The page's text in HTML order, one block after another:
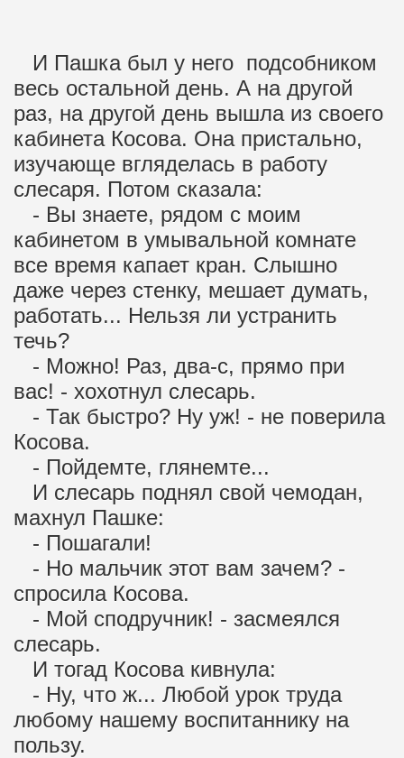
И Пашка был у него подсобником
весь остальной день. А на другой
раз, на другой день вышла из своего
кабинета Косова. Она пристально,
изучающе вгляделась в работу
слесаря. Потом сказала:
- Вы знаете, рядом с моим
кабинетом в умывальной комнате
все время капает кран. Слышно
даже через стенку, мешает думать,
работать... Нельзя ли устранить
течь?
- Можно! Раз, два-с, прямо при
вас! - хохотнул слесарь.
- Так быстро? Ну уж! - не поверила
Косова.
- Пойдемте, глянемте...
И слесарь поднял свой чемодан,
махнул Пашке:
- Пошагали!
- Но мальчик этот вам зачем? -
спросила Косова.
- Мой сподручник! - засмеялся
слесарь.
И тогад Косова кивнула:
- Ну, что ж... Любой урок труда
любому нашему воспитаннику на
пользу.